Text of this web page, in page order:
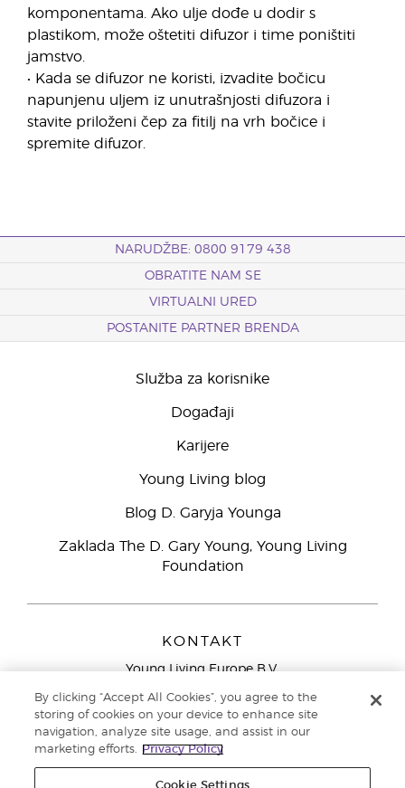
komponentama. Ako ulje dođe u dodir s
plastikom, može oštetiti difuzor i time poništiti
jamstvo.
• Kada se difuzor ne koristi, izvadite bočicu
napunjenu uljem iz unutrašnjosti difuzora i
stavite priloženi čep za fitilj na vrh bočice i
spremite difuzor.
NARUDŽBE: 0800 9179 438
OBRATITE NAM SE
VIRTUALNI URED
POSTANITE PARTNER BRENDA
Služba za korisnike
Događaji
Karijere
Young Living blog
Blog D. Garyja Younga
Zaklada The D. Gary Young, Young Living
Foundation
KONTAKT
Young Living Europe B.V.
9727 AJ Groningen
Sjedište tvrtke Young Living Europe Ltd.:
9000
By clicking “Accept All Cookies”, you agree to the
storing of cookies on your device to enhance site
navigation, analyze site usage, and assist in our
marketing efforts.
Privacy Policy